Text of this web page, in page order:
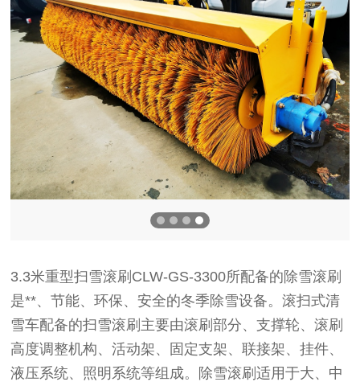
3.3米重型扫雪滚刷CLW-GS-3300所配备的除雪滚刷
是**、节能、环保、安全的冬季除雪设备。滚扫式清
雪车配备的扫雪滚刷主要由滚刷部分、支撑轮、滚刷
高度调整机构、活动架、固定支架、联接架、挂件、
液压系统、照明系统等组成。除雪滚刷适用于大、中